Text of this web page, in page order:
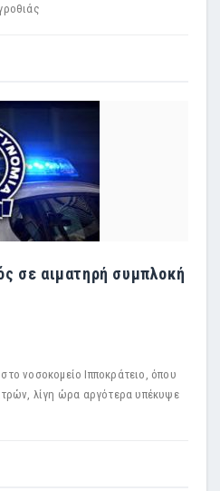
σε αιματηρή συμπλοκή
νοσοκομείο Ιπποκράτειο, όπου
λίγη ώρα αργότερα υπέκυψε